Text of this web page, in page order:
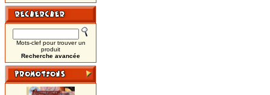
Mots-clef pour trouver un
produit
Recherche avancée